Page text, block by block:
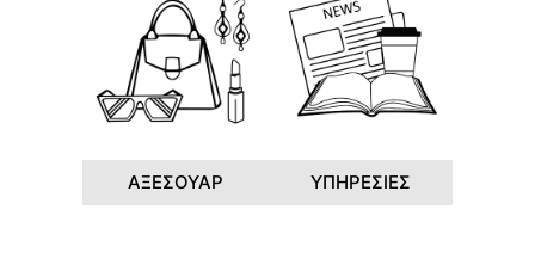
ΑΞΕΣΟΥΑΡ ΥΠΗΡΕΣΙΕΣ